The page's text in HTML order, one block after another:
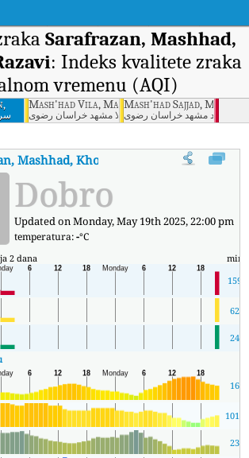
Sarafrazan, Mashhad,
: Indeks kvalitete zraka
vremenu (AQI)
Mash'had Vila, Mashhad, Khorasan Razavi
مشهد - ویلا مشهد خراسان رضوی
Mash'had Sajjad,
- سجاد مشهد خراسان رضوی
Mashhad, Khorasan Razavi Indeks
Dobro
Updated on Monday, May 19th 2025, 22:00 pm
temperatura:-°C
2 dana min
159
62
24
16
1013
23